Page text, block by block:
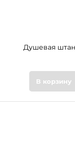
Душевая
В корзину